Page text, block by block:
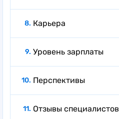
Карьера
Уровень зарплаты
Перспективы
Отзывы специалистов